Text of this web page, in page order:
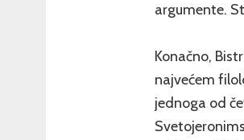
argumente.
Konačno,
najvećem
jednoga od